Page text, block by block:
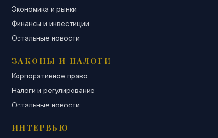
Экономика и рынки
Финансы и инвестиции
Остальные новости
ЗАКОНЫ И НАЛОГИ
Корпоративное право
Налоги и регулирование
Остальные новости
ИНТЕРВЬЮ